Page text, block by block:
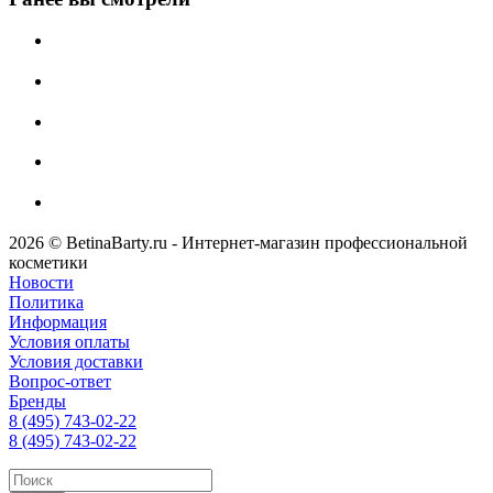
2026 © BetinaBarty.ru - Интернет-магазин профессиональной
косметики
Новости
Политика
Информация
Условия оплаты
Условия доставки
Вопрос-ответ
Бренды
8 (495) 743-02-22
8 (495) 743-02-22